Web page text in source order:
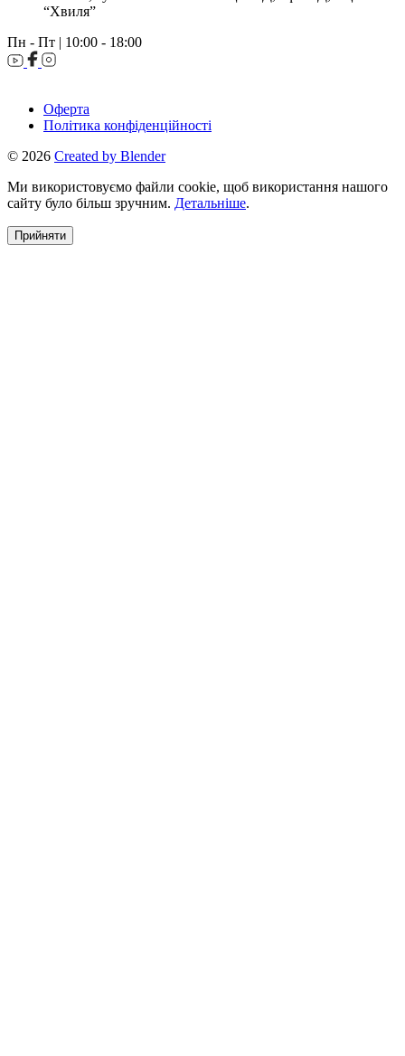
“Хвиля”
Пн - Пт | 10:00 - 18:00
Оферта
Політика конфіденційності
© 2026 Created by Blender
Ми використовуємо файли cookie, щоб використання нашого
сайту було більш зручним. Детальніше.
Прийняти